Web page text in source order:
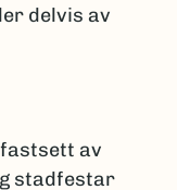
delvis av
av
stadfestar